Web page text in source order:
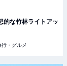
的な竹林ライトアッ
・グルメ